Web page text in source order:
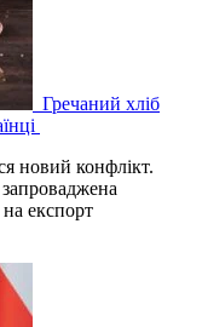
Гречаний хліб
новий конфлікт.
експорт